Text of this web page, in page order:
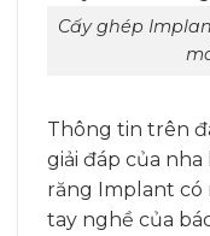
Cấy ghép
Thông tin trên
giải đáp của
răng Implant có
tay nghề của